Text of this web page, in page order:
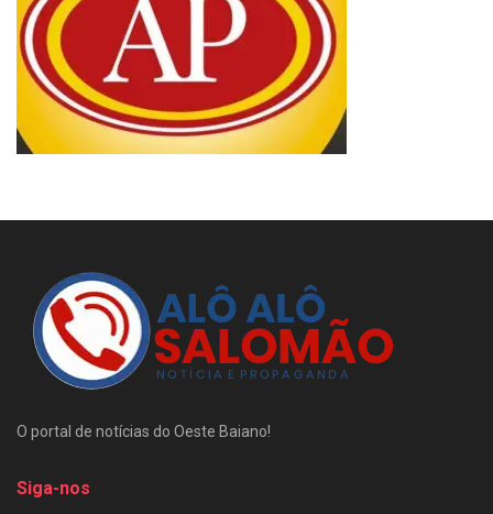
O portal de notícias do Oeste Baiano!
Siga-nos